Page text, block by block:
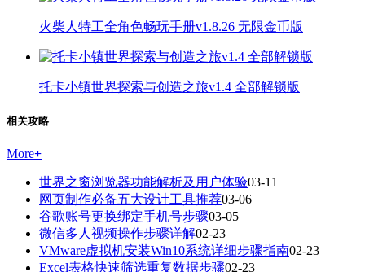
火柴人特工全角色畅玩手册v1.8.26 无限金币版
托卡小镇世界探索与创造之旅v1.4 全部解锁版
相关攻略
More+
世界之窗浏览器功能解析及用户体验03-11
网页制作必备五大设计工具推荐03-06
谷歌账号更换绑定手机号步骤03-05
微信多人视频操作步骤详解02-23
VMware虚拟机安装Win10系统详细步骤指南02-23
Excel表格快速筛选重复数据步骤02-23